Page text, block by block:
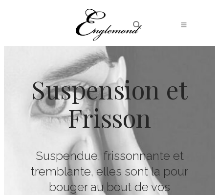
Suspension et
Frisson
Suspendue, frissonnante et
tremblante, elles sont la pour
bouger au bout de vos